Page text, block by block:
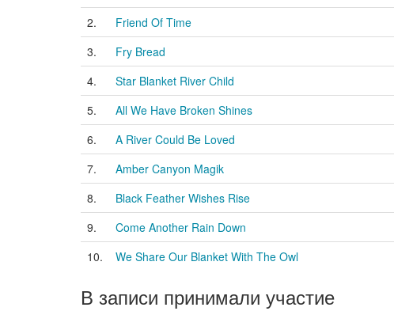
2.
Friend Of Time
3.
Fry Bread
4.
Star Blanket River Child
5.
All We Have Broken Shines
6.
A River Could Be Loved
7.
Amber Canyon Magik
8.
Black Feather Wishes Rise
9.
Come Another Rain Down
10.
We Share Our Blanket With The Owl
В записи принимали участие